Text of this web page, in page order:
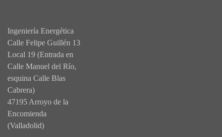
Ingeniería Energética
Calle Felipe Guillén 13
Local 19 (Entrada en
Calle Manuel del Río,
esquina Calle Blas
Cabrera)
47195 Arroyo de la
Encomienda
(Valladolid)